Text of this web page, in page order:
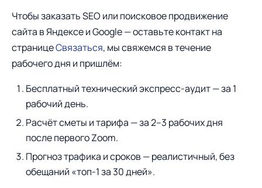
Чтобы заказать SEO или поисковое продвижение
сайта в Яндексе и Google — оставьте контакт на
страницеСвязаться, мы свяжемся в течение
рабочего дня и пришлём:
Бесплатный технический экспресс-аудит — за 1
рабочий день.
Расчёт сметы и тарифа — за 2–3 рабочих дня
после первого Zoom.
Прогноз трафика и сроков — реалистичный, без
обещаний «топ-1 за 30 дней».